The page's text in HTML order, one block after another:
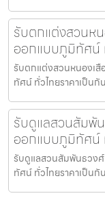
รับตกแต่งสวนห
ออกแบบภูมิทัศน์
รับตกแต่งสวนหนองเ
ทัศน์ ทั่วไทยราคาเป็น
รับดูแลสวนสัมพั
ออกแบบภูมิทัศน์
รับดูแลสวนสัมพันธวง
ทัศน์ ทั่วไทยราคาเป็น